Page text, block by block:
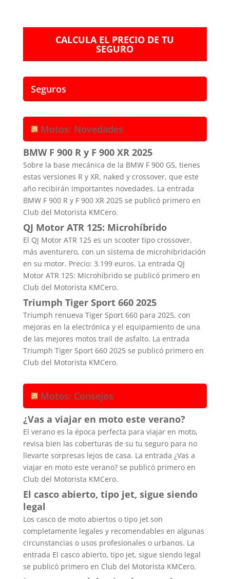
CALCULA EL PRECIO DE TU
SEGURO
Seguros
Motos: Novedades
BMW F 900 R y F 900 XR 2025
Sobre la base mecánica de la BMW F 900 GS, tienes
estas versiones R y XR, naked y crossover, que este
año recibirán importantes novedades. La entrada
BMW F 900 R y F 900 XR 2025 se publicó primero en
Club del Motorista KMCero.
QJ Motor ATR 125: Microhíbrido
El QJ Motor ATR 125 es un scooter tipo crossover,
más aventurero, con un sistema de microhibridación
en su motor. Precio: 3.199 euros. La entrada QJ
Motor ATR 125: Microhíbrido se publicó primero en
Club del Motorista KMCero.
Triumph Tiger Sport 660 2025
Triumph renueva Tiger Sport 660 para 2025, con
mejoras en la electrónica y el equipamiento de una
de las mejores motos trail de asfalto. La entrada
Triumph Tiger Sport 660 2025 se publicó primero en
Club del Motorista KMCero.
Motos: Consejos
¿Vas a viajar en moto este verano?
El verano es la época perfecta para viajar en moto,
revisa bien las coberturas de su tu seguro para no
llevarte sorpresas lejos de casa. La entrada ¿Vas a
viajar en moto este verano? se publicó primero en
Club del Motorista KMCero.
El casco abierto, tipo jet, sigue siendo
legal
Los casco de moto abiertos o tipo jet son
completamente legales y recomendables en algunas
circunstancias o usos profesionales o urbanos. La
entrada El casco abierto, tipo jet, sigue siendo legal
se publicó primero en Club del Motorista KMCero.